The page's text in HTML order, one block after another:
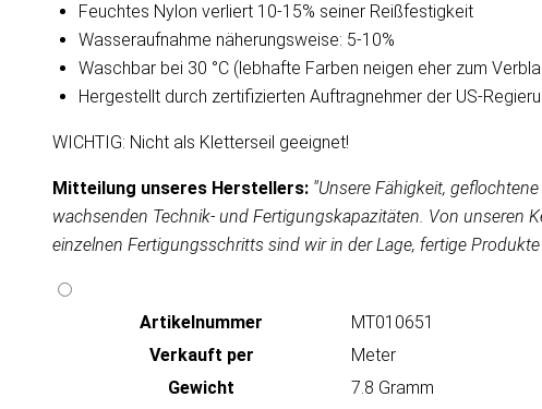
Feuchtes Nylon verliert 10-15% seiner Reißfestigkeit
Wasseraufnahme näherungsweise: 5-10%
Waschbar bei 30 °C (lebhafte Farben neigen eher zum
Hergestellt durch zertifizierten Auftragnehmer der US-
WICHTIG: Nicht als Kletterseil geeignet!
Mitteilung unseres Herstellers: ''Unsere Fähigkeit,
wachsenden Technik- und Fertigungskapazitäten. Von unseren
einzelnen Fertigungsschritts sind wir in der Lage, fertige
Artikeln‌ummer
MT010651
Verkauft per
Meter
Gewicht
7.8 Gramm